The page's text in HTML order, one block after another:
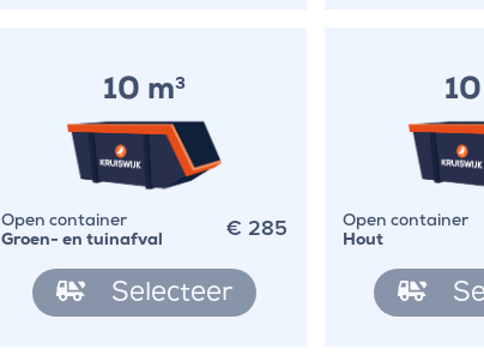
10 m3
Open container
Groen- en tuinafval
€ 285
Selecteer
Open container
Hout